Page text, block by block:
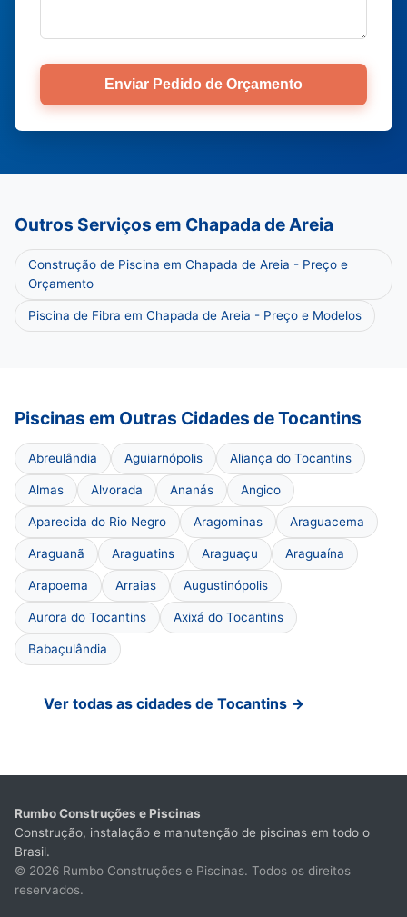
Enviar Pedido de Orçamento
Outros Serviços em Chapada de Areia
Construção de Piscina em Chapada de Areia - Preço e
Orçamento
Piscina de Fibra em Chapada de Areia - Preço e Modelos
Piscinas em Outras Cidades de Tocantins
Abreulândia Aguiarnópolis Aliança do Tocantins
Almas Alvorada Ananás Angico
Aparecida do Rio Negro Aragominas Araguacema
Araguanã Araguatins Araguaçu Araguaína
Arapoema Arraias Augustinópolis
Aurora do Tocantins Axixá do Tocantins
Babaçulândia
Ver todas as cidades de Tocantins →
Rumbo Construções e Piscinas
Construção, instalação e manutenção de piscinas em todo o
Brasil.
© 2026 Rumbo Construções e Piscinas. Todos os direitos
reservados.